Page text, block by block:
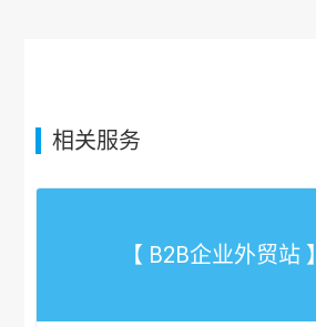
相关服务
【 B2B企业外贸站 】